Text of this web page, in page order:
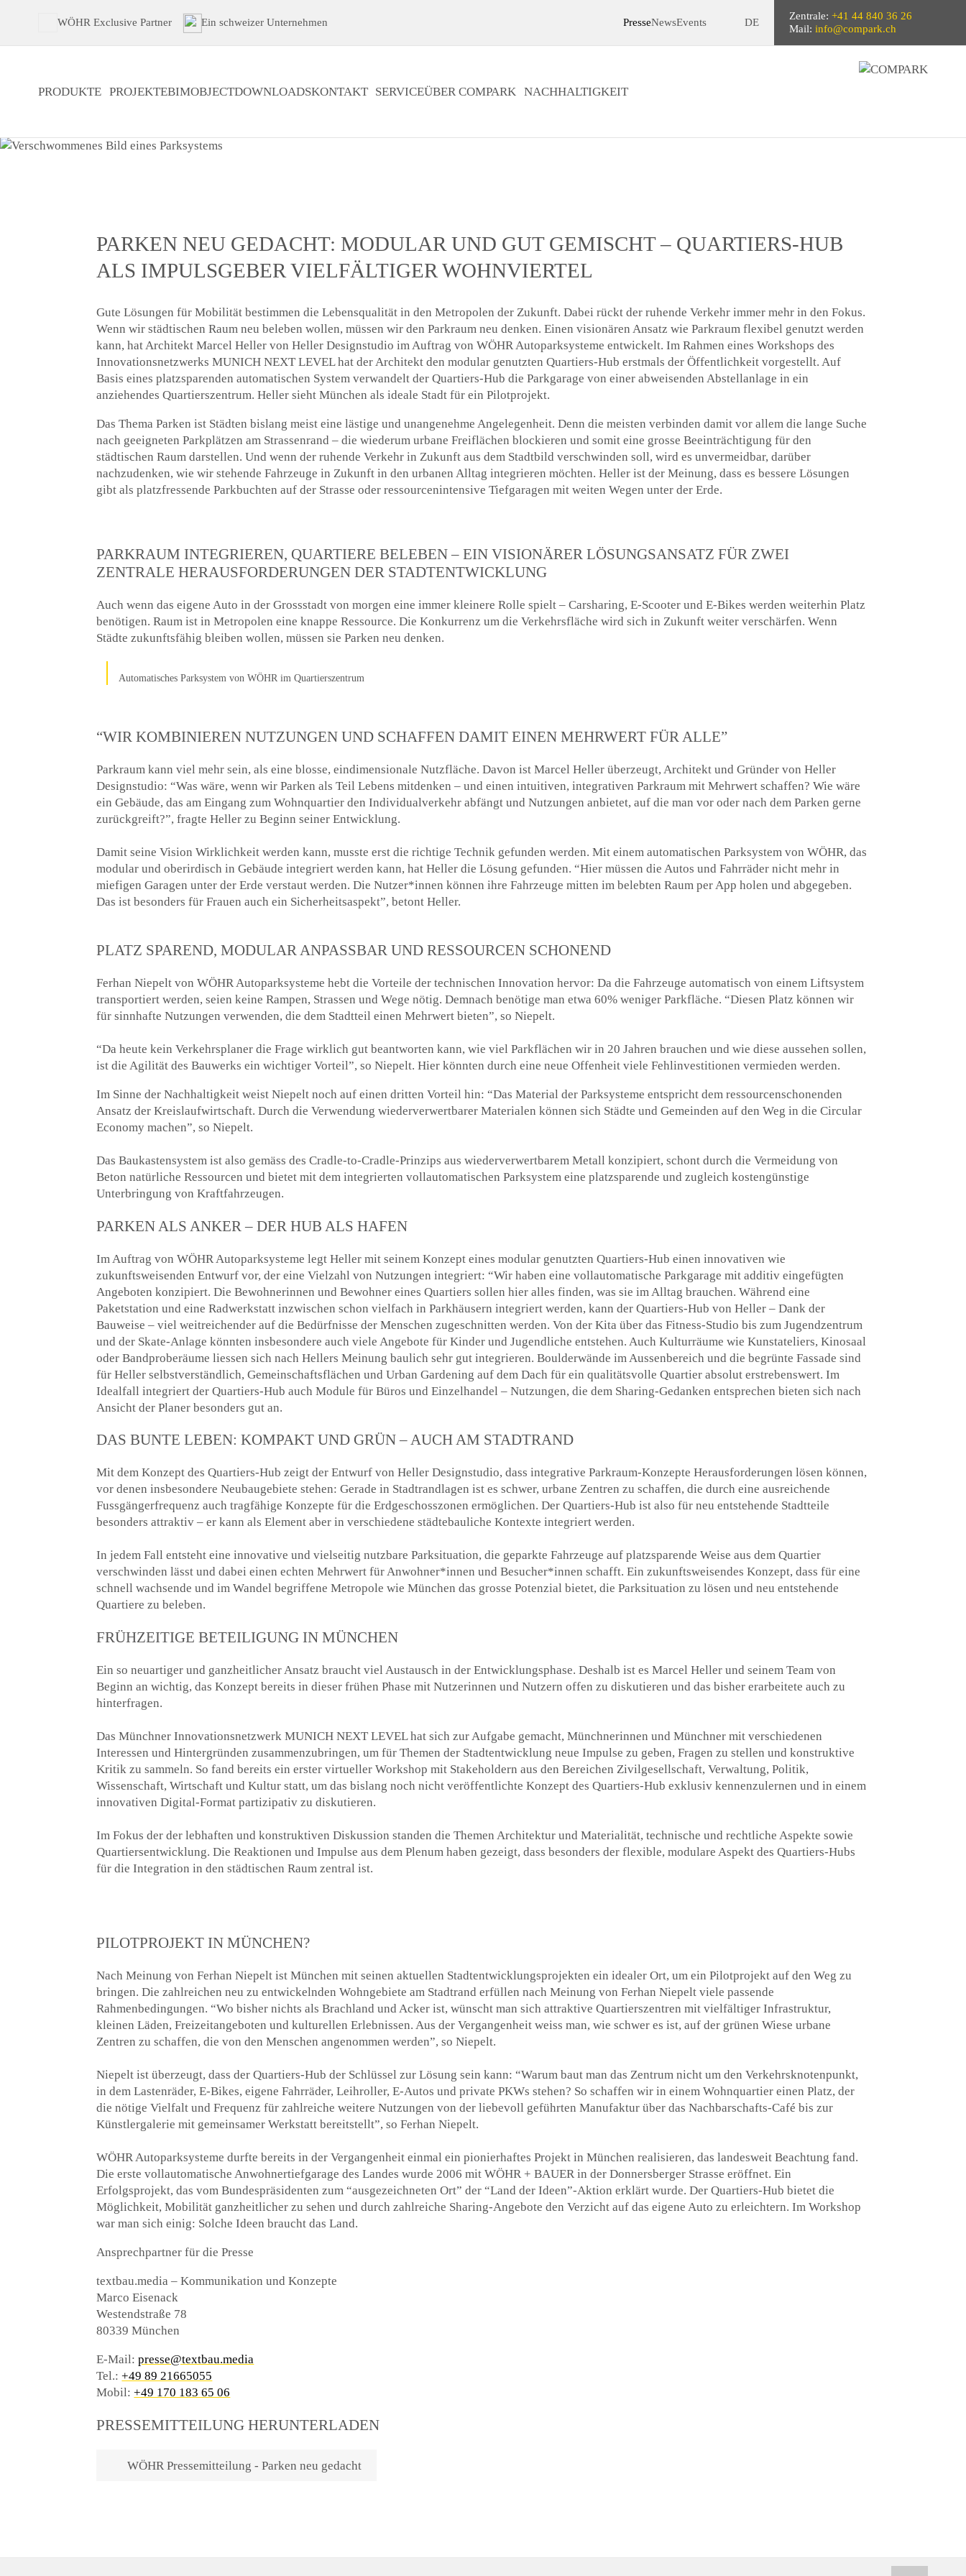
WÖHR Exclusive Partner Ein schweizer Unternehmen PresseNewsEvents DE
Zentrale:+41 44 840 36 26
Mail:info@compark.ch
PRODUKTE PROJEKTEBIMOBJECTDOWNLOADSKONTAKT SERVICEÜBER COMPARK NACHHALTIGKEIT
PARKEN NEU GEDACHT: MODULAR UND GUT GEMISCHT – QUARTIERS-HUB
ALS IMPULSGEBER VIELFÄLTIGER WOHNVIERTEL
Gute Lösungen für Mobilität bestimmen die Lebensqualität in den Metropolen der Zukunft. Dabei rückt der ruhende Verkehr immer mehr in den Fokus.
Wenn wir städtischen Raum neu beleben wollen, müssen wir den Parkraum neu denken. Einen visionären Ansatz wie Parkraum flexibel genutzt werden
kann, hat Architekt Marcel Heller von Heller Designstudio im Auftrag von WÖHR Autoparksysteme entwickelt. Im Rahmen eines Workshops des
Innovationsnetzwerks MUNICH NEXT LEVEL hat der Architekt den modular genutzten Quartiers-Hub erstmals der Öffentlichkeit vorgestellt. Auf
Basis eines platzsparenden automatischen System verwandelt der Quartiers-Hub die Parkgarage von einer abweisenden Abstellanlage in ein
anziehendes Quartierszentrum. Heller sieht München als ideale Stadt für ein Pilotprojekt.
Das Thema Parken ist Städten bislang meist eine lästige und unangenehme Angelegenheit. Denn die meisten verbinden damit vor allem die lange Suche
nach geeigneten Parkplätzen am Strassenrand – die wiederum urbane Freiflächen blockieren und somit eine grosse Beeinträchtigung für den
städtischen Raum darstellen. Und wenn der ruhende Verkehr in Zukunft aus dem Stadtbild verschwinden soll, wird es unvermeidbar, darüber
nachzudenken, wie wir stehende Fahrzeuge in Zukunft in den urbanen Alltag integrieren möchten. Heller ist der Meinung, dass es bessere Lösungen
gibt als platzfressende Parkbuchten auf der Strasse oder ressourcenintensive Tiefgaragen mit weiten Wegen unter der Erde.
PARKRAUM INTEGRIEREN, QUARTIERE BELEBEN – EIN VISIONÄRER LÖSUNGSANSATZ FÜR ZWEI
ZENTRALE HERAUSFORDERUNGEN DER STADTENTWICKLUNG
Auch wenn das eigene Auto in der Grossstadt von morgen eine immer kleinere Rolle spielt – Carsharing, E-Scooter und E-Bikes werden weiterhin Platz
benötigen. Raum ist in Metropolen eine knappe Ressource. Die Konkurrenz um die Verkehrsfläche wird sich in Zukunft weiter verschärfen. Wenn
Städte zukunftsfähig bleiben wollen, müssen sie Parken neu denken.
Automatisches Parksystem von WÖHR im Quartierszentrum
“WIR KOMBINIEREN NUTZUNGEN UND SCHAFFEN DAMIT EINEN MEHRWERT FÜR ALLE”
Parkraum kann viel mehr sein, als eine blosse, eindimensionale Nutzfläche. Davon ist Marcel Heller überzeugt, Architekt und Gründer von Heller
Designstudio: “Was wäre, wenn wir Parken als Teil Lebens mitdenken – und einen intuitiven, integrativen Parkraum mit Mehrwert schaffen? Wie wäre
ein Gebäude, das am Eingang zum Wohnquartier den Individualverkehr abfängt und Nutzungen anbietet, auf die man vor oder nach dem Parken gerne
zurückgreift?”, fragte Heller zu Beginn seiner Entwicklung.
Damit seine Vision Wirklichkeit werden kann, musste erst die richtige Technik gefunden werden. Mit einem automatischen Parksystem von WÖHR, das
modular und oberirdisch in Gebäude integriert werden kann, hat Heller die Lösung gefunden. “Hier müssen die Autos und Fahrräder nicht mehr in
miefigen Garagen unter der Erde verstaut werden. Die Nutzer*innen können ihre Fahrzeuge mitten im belebten Raum per App holen und abgegeben.
Das ist besonders für Frauen auch ein Sicherheitsaspekt”, betont Heller.
PLATZ SPAREND, MODULAR ANPASSBAR UND RESSOURCEN SCHONEND
Ferhan Niepelt von WÖHR Autoparksysteme hebt die Vorteile der technischen Innovation hervor: Da die Fahrzeuge automatisch von einem Liftsystem
transportiert werden, seien keine Rampen, Strassen und Wege nötig. Demnach benötige man etwa 60% weniger Parkfläche. “Diesen Platz können wir
für sinnhafte Nutzungen verwenden, die dem Stadtteil einen Mehrwert bieten”, so Niepelt.
“Da heute kein Verkehrsplaner die Frage wirklich gut beantworten kann, wie viel Parkflächen wir in 20 Jahren brauchen und wie diese aussehen sollen,
ist die Agilität des Bauwerks ein wichtiger Vorteil”, so Niepelt. Hier könnten durch eine neue Offenheit viele Fehlinvestitionen vermieden werden.
Im Sinne der Nachhaltigkeit weist Niepelt noch auf einen dritten Vorteil hin: “Das Material der Parksysteme entspricht dem ressourcenschonenden
Ansatz der Kreislaufwirtschaft. Durch die Verwendung wiederverwertbarer Materialen können sich Städte und Gemeinden auf den Weg in die Circular
Economy machen”, so Niepelt.
Das Baukastensystem ist also gemäss des Cradle-to-Cradle-Prinzips aus wiederverwertbarem Metall konzipiert, schont durch die Vermeidung von
Beton natürliche Ressourcen und bietet mit dem integrierten vollautomatischen Parksystem eine platzsparende und zugleich kostengünstige
Unterbringung von Kraftfahrzeugen.
PARKEN ALS ANKER – DER HUB ALS HAFEN
Im Auftrag von WÖHR Autoparksysteme legt Heller mit seinem Konzept eines modular genutzten Quartiers-Hub einen innovativen wie
zukunftsweisenden Entwurf vor, der eine Vielzahl von Nutzungen integriert: “Wir haben eine vollautomatische Parkgarage mit additiv eingefügten
Angeboten konzipiert. Die Bewohnerinnen und Bewohner eines Quartiers sollen hier alles finden, was sie im Alltag brauchen. Während eine
Paketstation und eine Radwerkstatt inzwischen schon vielfach in Parkhäusern integriert werden, kann der Quartiers-Hub von Heller – Dank der
Bauweise – viel weitreichender auf die Bedürfnisse der Menschen zugeschnitten werden. Von der Kita über das Fitness-Studio bis zum Jugendzentrum
und der Skate-Anlage könnten insbesondere auch viele Angebote für Kinder und Jugendliche entstehen. Auch Kulturräume wie Kunstateliers, Kinosaal
oder Bandproberäume liessen sich nach Hellers Meinung baulich sehr gut integrieren. Boulderwände im Aussenbereich und die begrünte Fassade sind
für Heller selbstverständlich, Gemeinschaftsflächen und Urban Gardening auf dem Dach für ein qualitätsvolle Quartier absolut erstrebenswert. Im
Idealfall integriert der Quartiers-Hub auch Module für Büros und Einzelhandel – Nutzungen, die dem Sharing-Gedanken entsprechen bieten sich nach
Ansicht der Planer besonders gut an.
DAS BUNTE LEBEN: KOMPAKT UND GRÜN – AUCH AM STADTRAND
Mit dem Konzept des Quartiers-Hub zeigt der Entwurf von Heller Designstudio, dass integrative Parkraum-Konzepte Herausforderungen lösen können,
vor denen insbesondere Neubaugebiete stehen: Gerade in Stadtrandlagen ist es schwer, urbane Zentren zu schaffen, die durch eine ausreichende
Fussgängerfrequenz auch tragfähige Konzepte für die Erdgeschosszonen ermöglichen. Der Quartiers-Hub ist also für neu entstehende Stadtteile
besonders attraktiv – er kann als Element aber in verschiedene städtebauliche Kontexte integriert werden.
In jedem Fall entsteht eine innovative und vielseitig nutzbare Parksituation, die geparkte Fahrzeuge auf platzsparende Weise aus dem Quartier
verschwinden lässt und dabei einen echten Mehrwert für Anwohner*innen und Besucher*innen schafft. Ein zukunftsweisendes Konzept, dass für eine
schnell wachsende und im Wandel begriffene Metropole wie München das grosse Potenzial bietet, die Parksituation zu lösen und neu entstehende
Quartiere zu beleben.
FRÜHZEITIGE BETEILIGUNG IN MÜNCHEN
Ein so neuartiger und ganzheitlicher Ansatz braucht viel Austausch in der Entwicklungsphase. Deshalb ist es Marcel Heller und seinem Team von
Beginn an wichtig, das Konzept bereits in dieser frühen Phase mit Nutzerinnen und Nutzern offen zu diskutieren und das bisher erarbeitete auch zu
hinterfragen.
Das Münchner Innovationsnetzwerk MUNICH NEXT LEVEL hat sich zur Aufgabe gemacht, Münchnerinnen und Münchner mit verschiedenen
Interessen und Hintergründen zusammenzubringen, um für Themen der Stadtentwicklung neue Impulse zu geben, Fragen zu stellen und konstruktive
Kritik zu sammeln. So fand bereits ein erster virtueller Workshop mit Stakeholdern aus den Bereichen Zivilgesellschaft, Verwaltung, Politik,
Wissenschaft, Wirtschaft und Kultur statt, um das bislang noch nicht veröffentlichte Konzept des Quartiers-Hub exklusiv kennenzulernen und in einem
innovativen Digital-Format partizipativ zu diskutieren.
Im Fokus der der lebhaften und konstruktiven Diskussion standen die Themen Architektur und Materialität, technische und rechtliche Aspekte sowie
Quartiersentwicklung. Die Reaktionen und Impulse aus dem Plenum haben gezeigt, dass besonders der flexible, modulare Aspekt des Quartiers-Hubs
für die Integration in den städtischen Raum zentral ist.
PILOTPROJEKT IN MÜNCHEN?
Nach Meinung von Ferhan Niepelt ist München mit seinen aktuellen Stadtentwicklungsprojekten ein idealer Ort, um ein Pilotprojekt auf den Weg zu
bringen. Die zahlreichen neu zu entwickelnden Wohngebiete am Stadtrand erfüllen nach Meinung von Ferhan Niepelt viele passende
Rahmenbedingungen. “Wo bisher nichts als Brachland und Acker ist, wünscht man sich attraktive Quartierszentren mit vielfältiger Infrastruktur,
kleinen Läden, Freizeitangeboten und kulturellen Erlebnissen. Aus der Vergangenheit weiss man, wie schwer es ist, auf der grünen Wiese urbane
Zentren zu schaffen, die von den Menschen angenommen werden”, so Niepelt.
Niepelt ist überzeugt, dass der Quartiers-Hub der Schlüssel zur Lösung sein kann: “Warum baut man das Zentrum nicht um den Verkehrsknotenpunkt,
in dem Lastenräder, E-Bikes, eigene Fahrräder, Leihroller, E-Autos und private PKWs stehen? So schaffen wir in einem Wohnquartier einen Platz, der
die nötige Vielfalt und Frequenz für zahlreiche weitere Nutzungen von der liebevoll geführten Manufaktur über das Nachbarschafts-Café bis zur
Künstlergalerie mit gemeinsamer Werkstatt bereitstellt”, so Ferhan Niepelt.
WÖHR Autoparksysteme durfte bereits in der Vergangenheit einmal ein pionierhaftes Projekt in München realisieren, das landesweit Beachtung fand.
Die erste vollautomatische Anwohnertiefgarage des Landes wurde 2006 mit WÖHR + BAUER in der Donnersberger Strasse eröffnet. Ein
Erfolgsprojekt, das vom Bundespräsidenten zum “ausgezeichneten Ort” der “Land der Ideen”-Aktion erklärt wurde. Der Quartiers-Hub bietet die
Möglichkeit, Mobilität ganzheitlicher zu sehen und durch zahlreiche Sharing-Angebote den Verzicht auf das eigene Auto zu erleichtern. Im Workshop
war man sich einig: Solche Ideen braucht das Land.
Ansprechpartner für die Presse
textbau.media – Kommunikation und Konzepte
Marco Eisenack
Westendstraße 78
80339 München
E-Mail:presse@textbau.media
Tel.:+49 89 21665055
Mobil:+49 170 183 65 06
PRESSEMITTEILUNG HERUNTERLADEN
WÖHR Pressemitteilung - Parken neu gedacht